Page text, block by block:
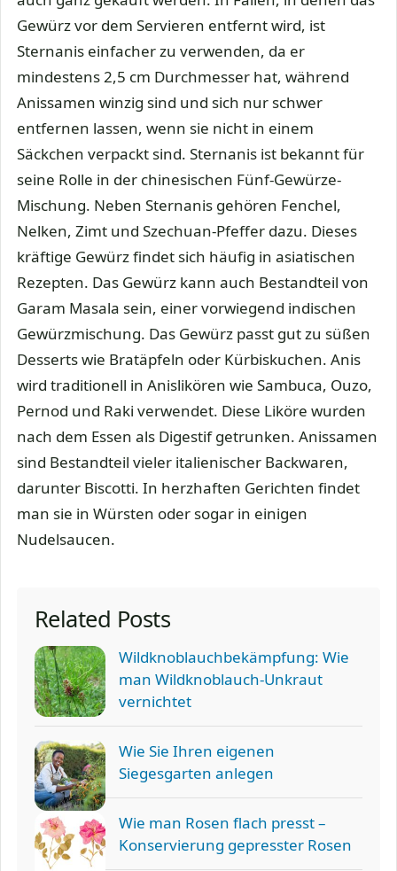
Gewürz vor dem Servieren entfernt wird, ist
Sternanis einfacher zu verwenden, da er
mindestens 2,5 cm Durchmesser hat, während
Anissamen winzig sind und sich nur schwer
entfernen lassen, wenn sie nicht in einem
Säckchen verpackt sind. Sternanis ist bekannt für
seine Rolle in der chinesischen Fünf-Gewürze-
Mischung. Neben Sternanis gehören Fenchel,
Nelken, Zimt und Szechuan-Pfeffer dazu. Dieses
kräftige Gewürz findet sich häufig in asiatischen
Rezepten. Das Gewürz kann auch Bestandteil von
Garam Masala sein, einer vorwiegend indischen
Gewürzmischung. Das Gewürz passt gut zu süßen
Desserts wie Bratäpfeln oder Kürbiskuchen. Anis
wird traditionell in Anislikören wie Sambuca, Ouzo,
Pernod und Raki verwendet. Diese Liköre wurden
nach dem Essen als Digestif getrunken. Anissamen
sind Bestandteil vieler italienischer Backwaren,
darunter Biscotti. In herzhaften Gerichten findet
man sie in Würsten oder sogar in einigen
Nudelsaucen.
Related Posts
Wildknoblauchbekämpfung: Wie
man Wildknoblauch-Unkraut
vernichtet
Wie Sie Ihren eigenen
Siegesgarten anlegen
Wie man Rosen flach presst –
Konservierung gepresster Rosen